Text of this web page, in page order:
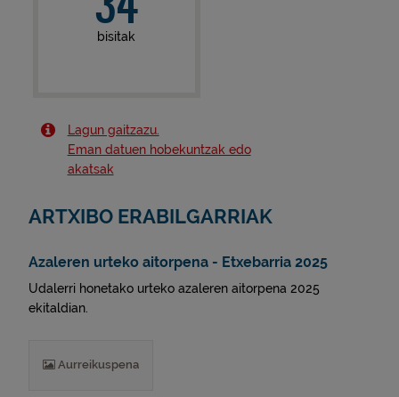
bisitak
Lagun gaitzazu.
Eman datuen hobekuntzak edo
akatsak
ARTXIBO ERABILGARRIAK
Azaleren urteko aitorpena - Etxebarria 2025
Udalerri honetako urteko azaleren aitorpena 2025
ekitaldian.
Aurreikuspena